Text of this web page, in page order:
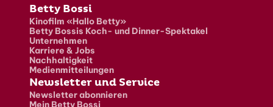
Fusszeile
Betty Bossi
Kinofilm «Hallo Betty»
Betty Bossis Koch- und Dinner-Spektakel
Unternehmen
Karriere & Jobs
Nachhaltigkeit
Medienmitteilungen
Newsletter und Service
Newsletter abonnieren
Mein Betty Bossi